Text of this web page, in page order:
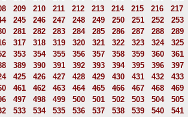
209 210 211 212 213 214 215 216
217
245 246 247 248 249 250 251 252
253
281 282 283 284 285 286 287 288
289
317 318 319 320 321 322 323 324
325
353 354 355 356 357 358 359 360
361
389 390 391 392 393 394 395 396
397
425 426 427 428 429 430 431 432
433
461 462 463 464 465 466 467 468
469
497 498 499 500 501 502 503 504
505
533 534 535 536 537 538 539 540
541